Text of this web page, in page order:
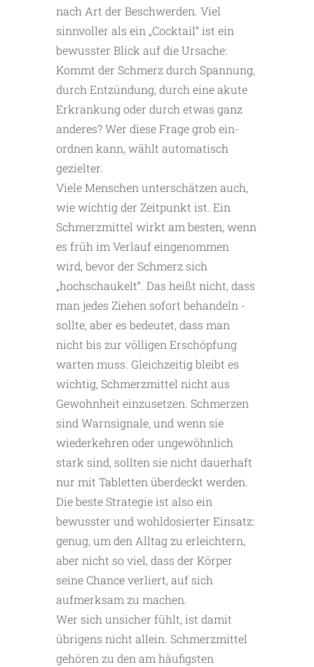
nach Art der Beschwerden. Viel
sinnvoller als ein „Cocktail“ ist ein
bewusster Blick auf die Ursache:
Kommt der Schmerz durch Spannung,
durch Entzündung, durch eine akute
Erkrankung oder durch etwas ganz
anderes? Wer diese Frage grob ein­
ordnen kann, wählt automatisch
gezielter.
Viele Menschen unterschätzen auch,
wie wichtig der Zeitpunkt ist. Ein
Schmerzmittel wirkt am besten, wenn
es früh im Verlauf eingenommen
wird, bevor der Schmerz sich
„hochschaukelt“. Das heißt nicht, dass
man jedes Ziehen sofort behandeln ­
sollte, aber es bedeutet, dass man
nicht bis zur völligen Erschöpfung
warten muss. Gleichzeitig bleibt es
wichtig, Schmerzmittel nicht aus
Gewohnheit einzusetzen. Schmerzen
sind Warnsignale, und wenn sie
wiederkehren oder ungewöhnlich
stark sind, sollten sie nicht dauerhaft
nur mit Tabletten überdeckt werden.
Die beste Strategie ist also ein
bewusster und wohldosierter Einsatz:
genug, um den Alltag zu erleichtern,
aber nicht so viel, dass der Körper
seine Chance verliert, auf sich
aufmerksam zu machen.
Wer sich unsicher fühlt, ist damit
übrigens nicht allein. Schmerz­mittel
gehören zu den am häufigsten